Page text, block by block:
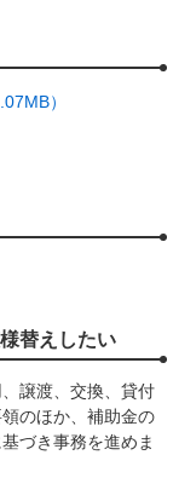
）
替えしたい
譲渡、交換、貸付
のほか、補助金の
づき事務を進めま